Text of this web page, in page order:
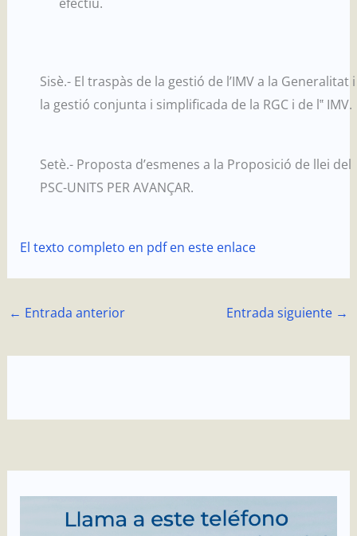
Sisè.- El traspàs de la gestió de l’IMV a la Generalitat i
la gestió conjunta i simplificada de la RGC i de l‟ IMV.
Setè.- Proposta d’esmenes a la Proposició de llei del
PSC-UNITS PER AVANÇAR.
El texto completo en pdf en este enlace
← Entrada anterior Entrada siguiente →